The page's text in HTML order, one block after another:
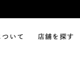
いて 店舗を探す